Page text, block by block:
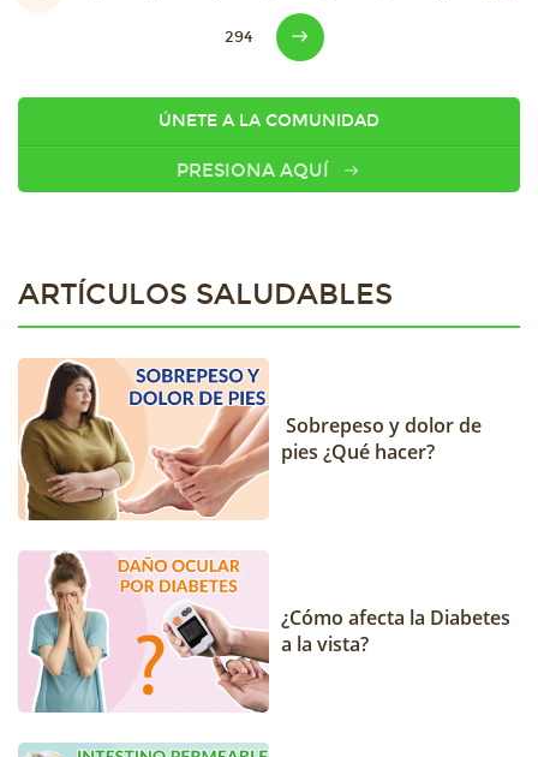
294
ÚNETE A LA COMUNIDAD
PRESIONA AQUÍ
ARTÍCULOS SALUDABLES
Sobrepeso y dolor de
pies ¿Qué hacer?
¿Cómo afecta la Diabetes
a la vista?